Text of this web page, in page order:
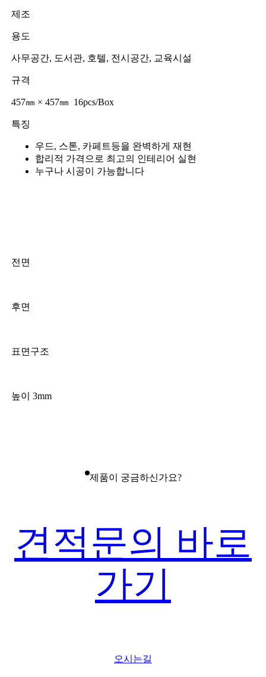
제조
용도
사무공간, 도서관, 호텔, 전시공간, 교육시설
규격
457㎜ × 457㎜ 16pcs/Box
특징
우드, 스톤, 카페트등을 완벽하게 재현
‌합리적 가격으로 최고의 인테리어 실현
‌누구나 시공이 가능합니다
전면
후면
표면구조
높이 3mm
제품이 궁금하신가요?
견적문의 바로
가기
오시는길